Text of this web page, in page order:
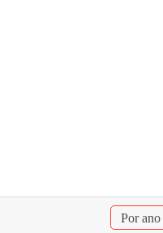
Por ano